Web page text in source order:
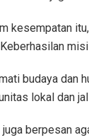
kesempatan
budaya dan
lokal dan
juga berpesan